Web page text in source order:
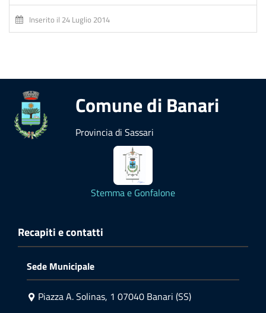
Inserito il 24 Luglio 2014
Comune di Banari
Provincia di Sassari
Stemma e Gonfalone
Recapiti e contatti
Sede Municipale
Piazza A. Solinas, 1 07040 Banari (SS)